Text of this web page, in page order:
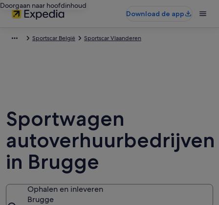
Doorgaan naar hoofdinhoud
Download de app
Sportscar België Sportscar Vlaanderen
Sportwagen
autoverhuurbedrijven
in Brugge
Ophalen en inleveren
Brugge